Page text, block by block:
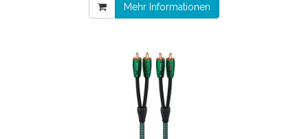
Mehr Informationen